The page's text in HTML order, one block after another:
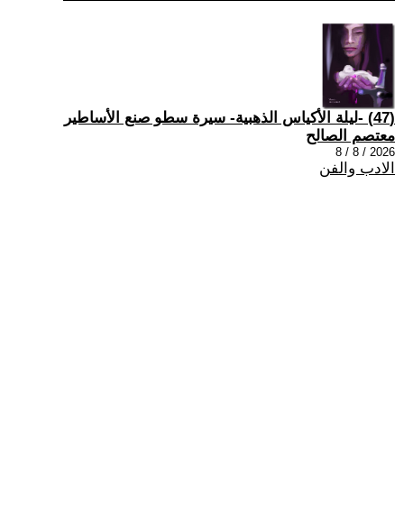
(47) -ليلة الأكياس الذهبية- سيرة سطو صنع الأساطير
معتصم الصالح
2026 / 8 / 8
الادب والفن